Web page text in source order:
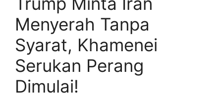
Menyerah Tanpa
Syarat, Khamenei
Serukan Perang
Dimulai!